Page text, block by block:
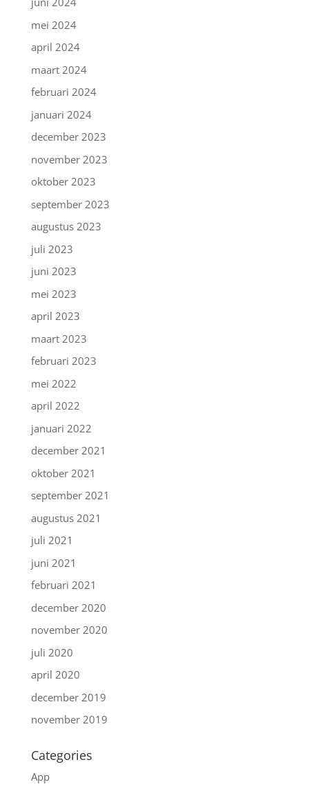
mei 2024
april 2024
maart 2024
februari 2024
januari 2024
december 2023
november 2023
oktober 2023
september 2023
augustus 2023
juli 2023
juni 2023
mei 2023
april 2023
maart 2023
februari 2023
mei 2022
april 2022
januari 2022
december 2021
oktober 2021
september 2021
augustus 2021
juli 2021
juni 2021
februari 2021
december 2020
november 2020
juli 2020
april 2020
december 2019
november 2019
Categories
App